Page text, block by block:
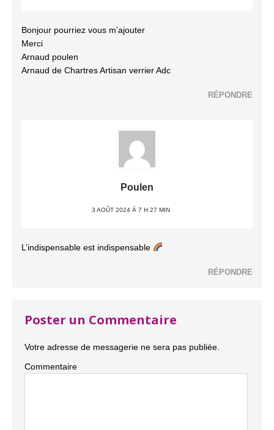
Bonjour pourriez vous m’ajouter
Merci
Arnaud poulen
Arnaud de Chartres Artisan verrier Adc
RÉPONDRE
Poulen
3 AOÛT 2024 À 7 H 27 MIN
L’indispensable est indispensable
RÉPONDRE
Poster un Commentaire
Votre adresse de messagerie ne sera pas publiée.
Commentaire